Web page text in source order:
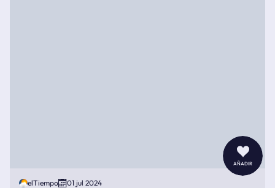
añadir
elTiempo 01 jul 2024